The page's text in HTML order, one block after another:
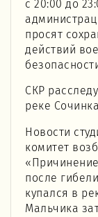
с 20:00 до
просят
действий
СКР
реке Сочинка
Новости
комитет
после
купался в
Мальчика